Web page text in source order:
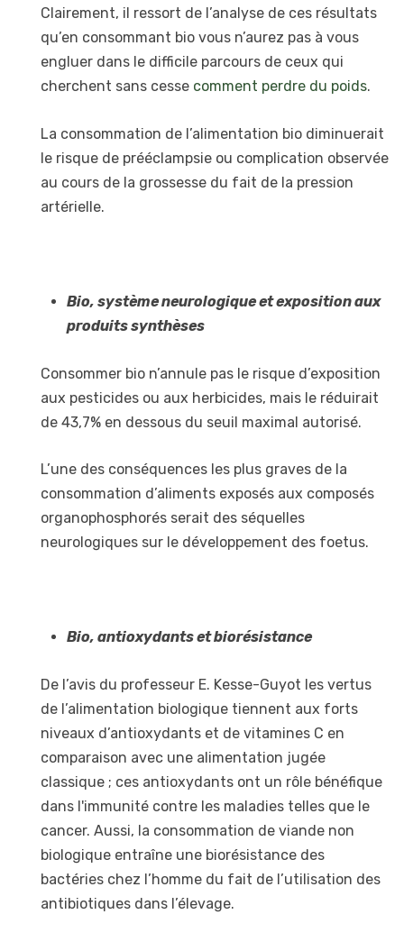
Clairement, il ressort de l’analyse de ces résultats
qu’en consommant bio vous n’aurez pas à vous
engluer dans le difficile parcours de ceux qui
cherchent sans cesse comment perdre du poids.
La consommation de l’alimentation bio diminuerait
le risque de prééclampsie ou complication observée
au cours de la grossesse du fait de la pression
artérielle.
Bio, système neurologique et exposition aux
produits synthèses
Consommer bio n’annule pas le risque d’exposition
aux pesticides ou aux herbicides, mais le réduirait
de 43,7% en dessous du seuil maximal autorisé.
L’une des conséquences les plus graves de la
consommation d’aliments exposés aux composés
organophosphorés serait des séquelles
neurologiques sur le développement des foetus.
Bio, antioxydants et biorésistance
De l’avis du professeur E. Kesse-Guyot les vertus
de l’alimentation biologique tiennent aux forts
niveaux d’antioxydants et de vitamines C en
comparaison avec une alimentation jugée
classique ; ces antioxydants ont un rôle bénéfique
dans l'immunité contre les maladies telles que le
cancer. Aussi, la consommation de viande non
biologique entraîne une biorésistance des
bactéries chez l’homme du fait de l’utilisation des
antibiotiques dans l’élevage.